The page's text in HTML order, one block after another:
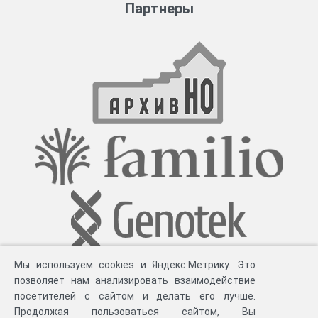
Партнеры
Мы используем cookies и Яндекс.Метрику. Это
позволяет нам анализировать взаимодействие
посетителей с сайтом и делать его лучше.
Продолжая пользоваться сайтом, Вы